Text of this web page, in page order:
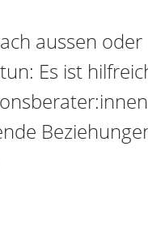
aussen
Es ist